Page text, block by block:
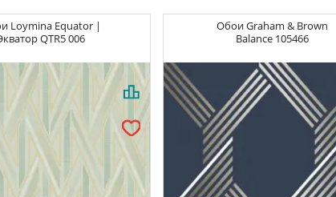
Loymina Equator |
QTR5 006
ОбоиGraham & Brown
Balance 105466